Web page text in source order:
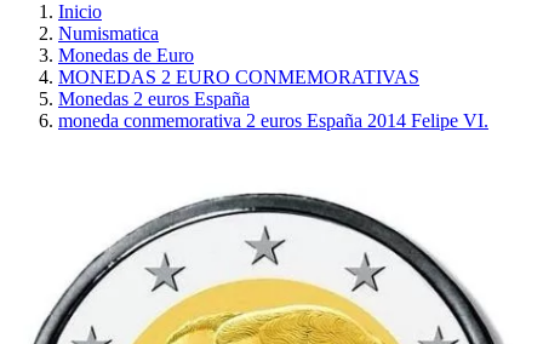
Inicio
Numismatica
Monedas de Euro
MONEDAS 2 EURO CONMEMORATIVAS
Monedas 2 euros España
moneda conmemorativa 2 euros España 2014 Felipe VI.